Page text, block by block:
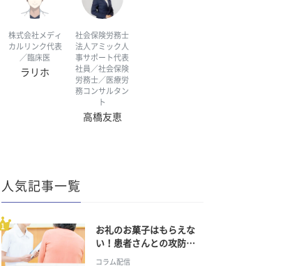
株式会社メディ
カルリンク代表
／臨床医
ラリホ
社会保険労務士
法人アミック人
事サポート代表
社員／社会保険
労務士／医療労
務コンサルタン
ト
高橋友恵
人気記事一覧
お礼のお菓子はもらえな
い！患者さんとの攻防の
コラム配信